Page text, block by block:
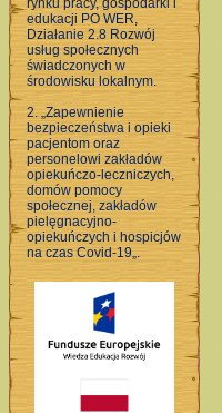
rynku pracy, gospodarki i
edukacji PO WER,
Działanie 2.8 Rozwój
usług społecznych
świadczonych w
środowisku lokalnym.
2. „Zapewnienie
bezpieczeństwa i opieki
pacjentom oraz
personelowi zakładów
opiekuńczo-leczniczych,
domów pomocy
społecznej, zakładów
pielęgnacyjno-
opiekuńczych i hospicjów
na czas Covid-19„.